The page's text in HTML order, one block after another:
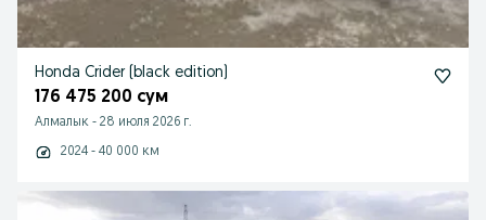
Honda Crider (black edition)
176 475 200 сум
Алмалык - 28 июля 2026 г.
2024 - 40 000 км